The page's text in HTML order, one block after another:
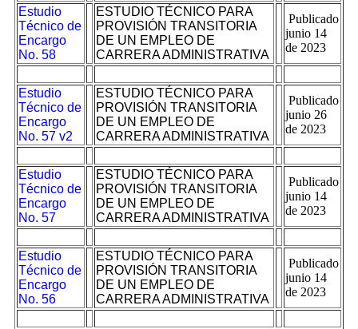
Estudio
Técnico de
Encargo
No. 58
ESTUDIO TÉCNICO PARA
PROVISIÓN TRANSITORIA
DE UN EMPLEO DE
CARRERA ADMINISTRATIVA
Publicado
junio 14
de 2023
Estudio
Técnico de
Encargo
No. 57 v2
ESTUDIO TÉCNICO PARA
PROVISIÓN TRANSITORIA
DE UN EMPLEO DE
CARRERA ADMINISTRATIVA
Publicado
junio 26
de 2023
Estudio
Técnico de
Encargo
No. 57
ESTUDIO TÉCNICO PARA
PROVISIÓN TRANSITORIA
DE UN EMPLEO DE
CARRERA ADMINISTRATIVA
Publicado
junio 14
de 2023
Estudio
Técnico de
Encargo
No. 56
ESTUDIO TÉCNICO PARA
PROVISIÓN TRANSITORIA
DE UN EMPLEO DE
CARRERA ADMINISTRATIVA
Publicado
junio 14
de 2023